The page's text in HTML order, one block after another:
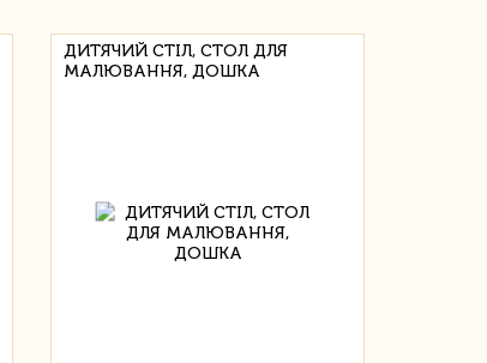
ДИТЯЧИЙ СТІЛ, СТОЛ ДЛЯ
МАЛЮВАННЯ, ДОШКА